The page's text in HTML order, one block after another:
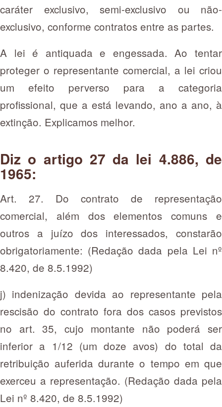
caráter exclusivo, semi-exclusivo ou não-
exclusivo, conforme contratos entre as partes.
A lei é antiquada e engessada. Ao tentar
proteger o representante comercial, a lei criou
um efeito perverso para a categoria
profissional, que a está levando, ano a ano, à
extinção. Explicamos melhor.
Diz o artigo 27 da lei 4.886, de
1965:
Art. 27. Do contrato de representação
comercial, além dos elementos comuns e
outros a juízo dos interessados, constarão
obrigatoriamente: (Redação dada pela Lei nº
8.420, de 8.5.1992)
j) indenização devida ao representante pela
rescisão do contrato fora dos casos previstos
no art. 35, cujo montante não poderá ser
inferior a 1/12 (um doze avos) do total da
retribuição auferida durante o tempo em que
exerceu a representação. (Redação dada pela
Lei nº 8.420, de 8.5.1992)